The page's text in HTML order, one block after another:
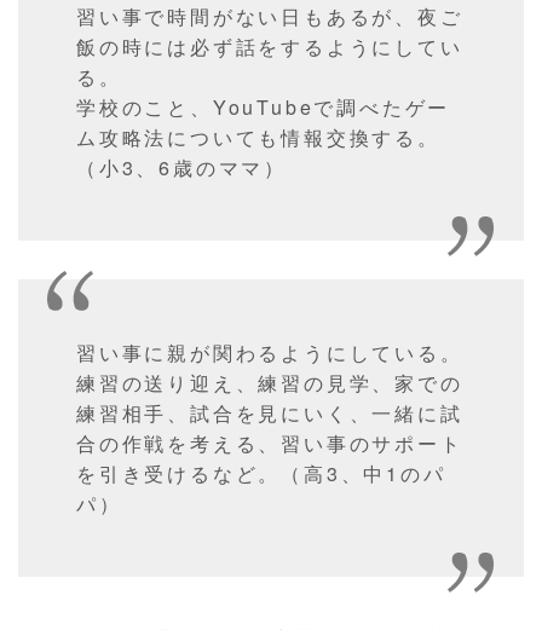
習い事で時間がない日もあるが、夜ご
飯の時には必ず話をするようにしてい
る。
学校のこと、YouTubeで調べたゲー
ム攻略法についても情報交換する。
（小3、6歳のママ）
習い事に親が関わるようにしている。
練習の送り迎え、練習の見学、家での
練習相手、試合を見にいく、一緒に試
合の作戦を考える、習い事のサポート
を引き受けるなど。（高3、中1のパ
パ）